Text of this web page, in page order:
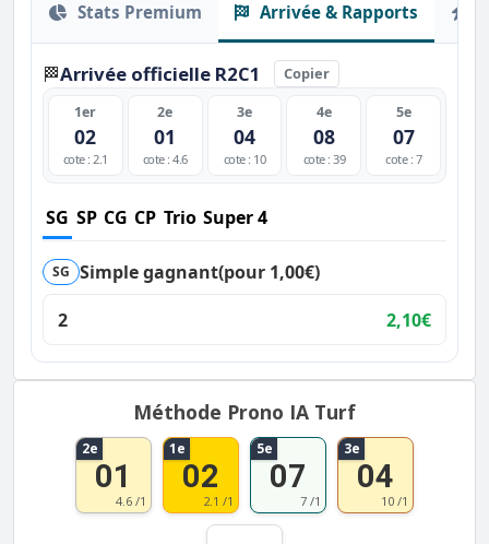
Stats Premium Arrivée & Rapports
🏁Arrivée officielle R2C1 Copier
1er
02
cote : 2.1
2e
01
cote : 4.6
3e
04
cote : 10
4e
08
cote : 39
5e
07
cote : 7
SG SP CG CP Trio Super 4
SG Simple gagnant(pour 1,00€)
2
2,10€
Méthode Prono IA Turf
2e
01
4.6 /1
1e
02
2.1 /1
5e
07
7 /1
3e
04
10 /1